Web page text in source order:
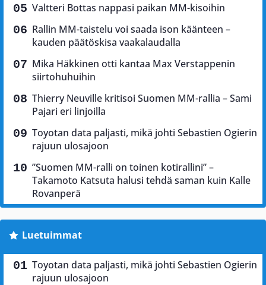
Valtteri Bottas nappasi paikan MM-kisoihin
Rallin MM-taistelu voi saada ison käänteen –
kauden päätöskisa vaakalaudalla
Mika Häkkinen otti kantaa Max Verstappenin
siirtohuhuihin
Thierry Neuville kritisoi Suomen MM-rallia – Sami
Pajari eri linjoilla
Toyotan data paljasti, mikä johti Sebastien Ogierin
rajuun ulosajoon
”Suomen MM-ralli on toinen kotirallini” –
Takamoto Katsuta halusi tehdä saman kuin Kalle
Rovanperä
Luetuimmat
Toyotan data paljasti, mikä johti Sebastien Ogierin
rajuun ulosajoon